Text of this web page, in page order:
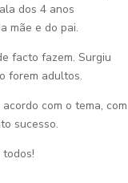
dos 4 anos
mãe e do pai.
facto fazem. Surgiu
forem adultos.
com o tema, com
sucesso.